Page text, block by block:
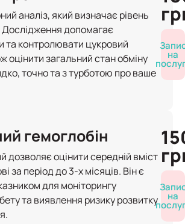
аналіз, який визначає рівень
Дослідження допомагає
та контролювати цукровий
оцінити загальний стан обміну
точно та з турботою про ваше
на
гемоглобін
дозволяє оцінити середній вміст
за період до 3-х місяців. Він є
для моніторингу
та виявлення ризику розвитку
на